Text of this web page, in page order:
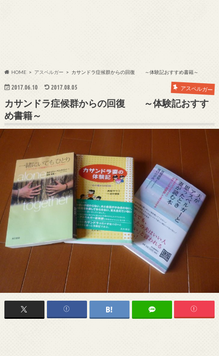
HOME アスペルガー カサンドラ症候群からの回復 ～体験記おすすめ書籍～
2017.06.10 2017.08.05 アスペルガー
カサンドラ症候群からの回復 ～体験記おすす
め書籍～